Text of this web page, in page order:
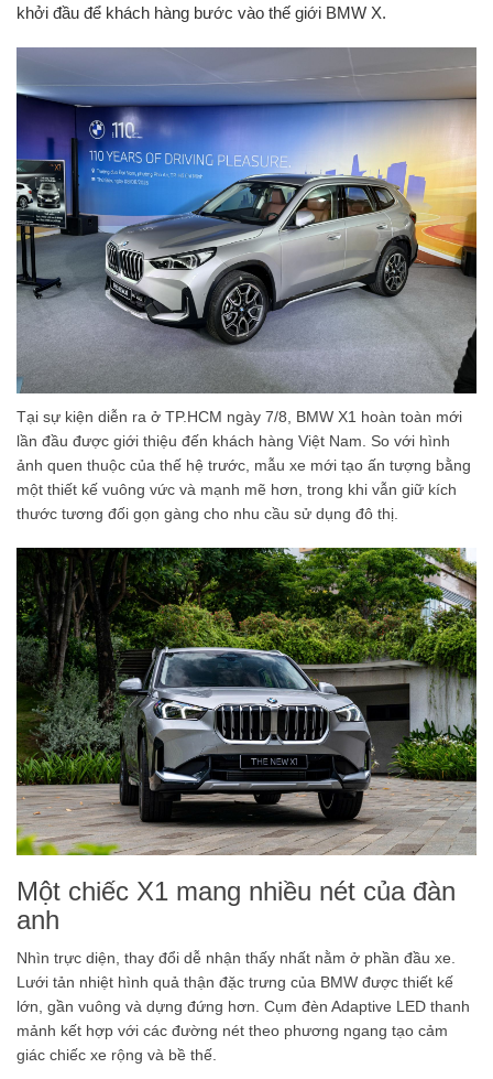
khởi đầu để khách hàng bước vào thế giới BMW X.
Tại sự kiện diễn ra ở TP.HCM ngày 7/8, BMW X1 hoàn toàn mới
lần đầu được giới thiệu đến khách hàng Việt Nam. So với hình
ảnh quen thuộc của thế hệ trước, mẫu xe mới tạo ấn tượng bằng
một thiết kế vuông vức và mạnh mẽ hơn, trong khi vẫn giữ kích
thước tương đối gọn gàng cho nhu cầu sử dụng đô thị.
Một chiếc X1 mang nhiều nét của đàn
anh
Nhìn trực diện, thay đổi dễ nhận thấy nhất nằm ở phần đầu xe.
Lưới tản nhiệt hình quả thận đặc trưng của BMW được thiết kế
lớn, gần vuông và dựng đứng hơn. Cụm đèn Adaptive LED thanh
mảnh kết hợp với các đường nét theo phương ngang tạo cảm
giác chiếc xe rộng và bề thế.